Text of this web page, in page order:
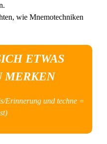
wie Mnemotechniken
ETWAS
MERKEN
Erinnerung und techne =